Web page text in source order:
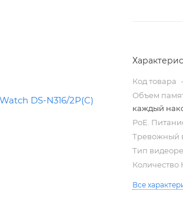
Код товара
Объем
каждый
PoE.
Тревожный
Тип
Количество
Все